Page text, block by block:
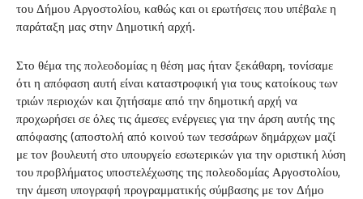
του Δήμου Αργοστολίου, καθώς και οι ερωτήσεις που υπέβαλε η
παράταξη μας στην Δημοτική αρχή.
Στο θέμα της πολεοδομίας η θέση μας ήταν ξεκάθαρη, τονίσαμε
ότι η απόφαση αυτή είναι καταστροφική για τους κατοίκους των
τριών περιοχών και ζητήσαμε από την δημοτική αρχή να
προχωρήσει σε όλες τις άμεσες ενέργειες για την άρση αυτής της
απόφασης (αποστολή από κοινού των τεσσάρων δημάρχων μαζί
με τον βουλευτή στο υπουργείο εσωτερικών για την οριστική λύση
του προβλήματος υποστελέχωσης της πολεοδομίας Αργοστολίου,
την άμεση υπογραφή προγραμματικής σύμβασης με τον Δήμο